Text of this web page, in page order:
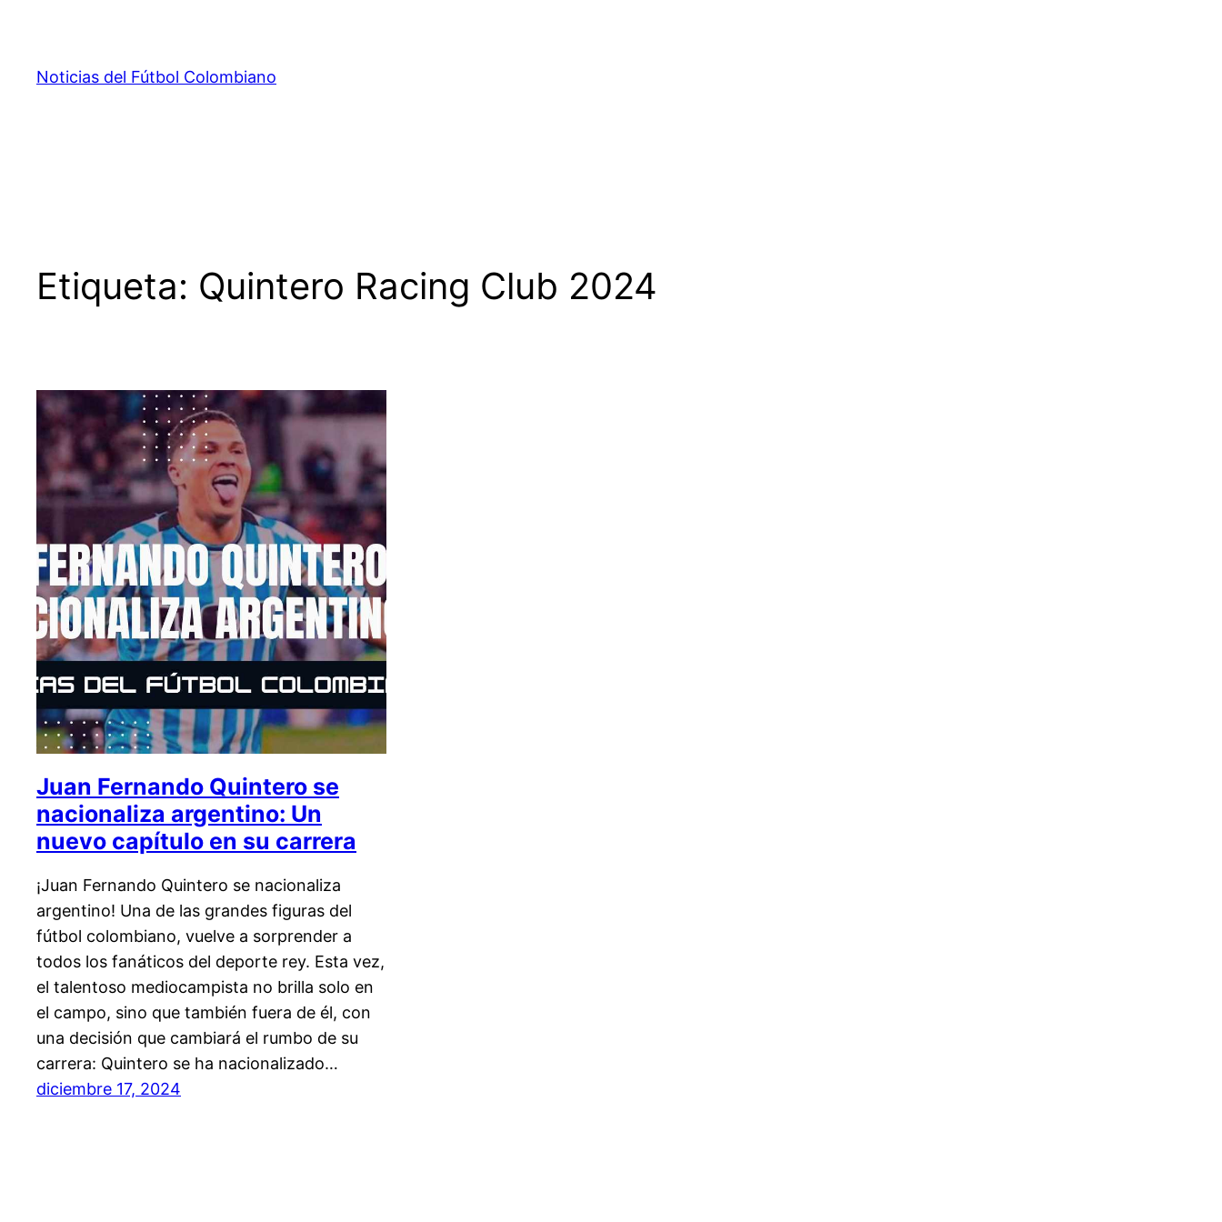
contenido
Noticias del Fútbol Colombiano
Etiqueta: Quintero Racing Club 2024
Juan Fernando Quintero se
nacionaliza argentino: Un
nuevo capítulo en su carrera
¡Juan Fernando Quintero se nacionaliza
argentino! Una de las grandes figuras del
fútbol colombiano, vuelve a sorprender a
todos los fanáticos del deporte rey. Esta vez,
el talentoso mediocampista no brilla solo en
el campo, sino que también fuera de él, con
una decisión que cambiará el rumbo de su
carrera: Quintero se ha nacionalizado…
diciembre 17, 2024